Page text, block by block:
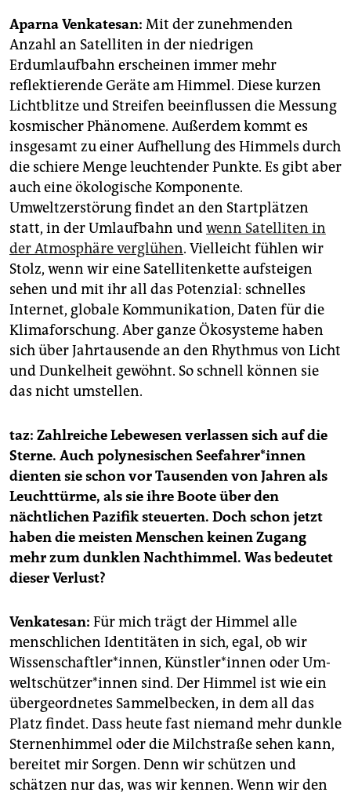
Aparna Venkatesan: Mit der zunehmenden
Anzahl an Satelliten in der niedrigen
Erdumlaufbahn erscheinen immer mehr
reflektierende Geräte am Himmel. Diese kurzen
Lichtblitze und Streifen beeinflussen die Messung
kosmischer Phänomene. Außerdem kommt es
insgesamt zu einer Aufhellung des Himmels durch
die schiere Menge leuchtender Punkte. Es gibt aber
auch eine ökologische Komponente.
Umweltzerstörung findet an den Startplätzen
statt, in der Umlaufbahn undwenn Satelliten in
der Atmosphäre verglühen. Vielleicht fühlen wir
Stolz, wenn wir eine Satellitenkette aufsteigen
sehen und mit ihr all das Potenzial: schnelles
Internet, globale Kommunikation, Daten für die
Klimaforschung. Aber ganze Ökosysteme haben
sich über Jahrtausende an den Rhythmus von Licht
und Dunkelheit gewöhnt. So schnell können sie
das nicht umstellen.
taz: Zahlreiche Lebewesen verlassen sich auf die
Sterne. Auch polynesischen See­fah­re­r*in­nen
dienten sie schon vor Tausenden von Jahren als
Leuchttürme, als sie ihre Boote über den
nächtlichen Pazifik steuerten. Doch schon jetzt
haben die meisten Menschen keinen Zugang
mehr zum dunklen Nachthimmel. Was bedeutet
dieser Verlust?
Venkatesan: Für mich trägt der Himmel alle
menschlichen Identitäten in sich, egal, ob wir
Wissenschaftler*innen, Künst­le­r*in­nen oder Um­
welt­schüt­ze­r*in­nen sind. Der Himmel ist wie ein
übergeordnetes Sammelbecken, in dem all das
Platz findet. Dass heute fast niemand mehr dunkle
Sternenhimmel oder die Milchstraße sehen kann,
bereitet mir Sorgen. Denn wir schützen und
schätzen nur das, was wir kennen. Wenn wir den